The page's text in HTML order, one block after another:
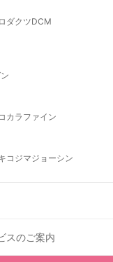
ダクツDCM
カラファイン
コジマジョーシン
スのご案内